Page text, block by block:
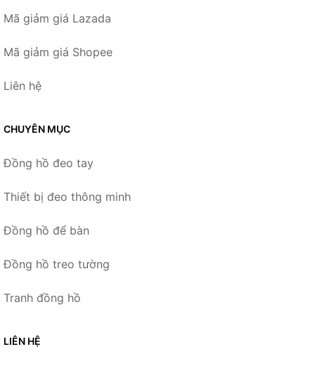
Mã giảm giá Lazada
Mã giảm giá Shopee
Liên hệ
CHUYÊN MỤC
Đồng hồ đeo tay
Thiết bị đeo thông minh
Đồng hồ để bàn
Đồng hồ treo tường
Tranh đồng hồ
LIÊN HỆ